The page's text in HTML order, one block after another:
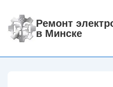
Перейти Ремонт
в Минске